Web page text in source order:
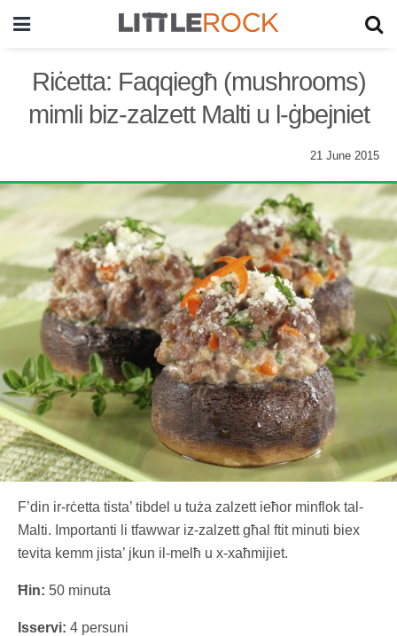
Riċetta: Faqqiegħ (mushrooms)
mimli biz-zalzett Malti u l-ġbejniet
21 June 2015
F’din ir-rċetta tista’ tibdel u tuża zalzett ieħor minflok tal-
Malti. Importanti li tfawwar iz-zalzett għal ftit minuti biex
tevita kemm jista’ jkun il-melħ u x-xaħmijiet.
Ħin: 50 minuta
Isservi: 4 persuni